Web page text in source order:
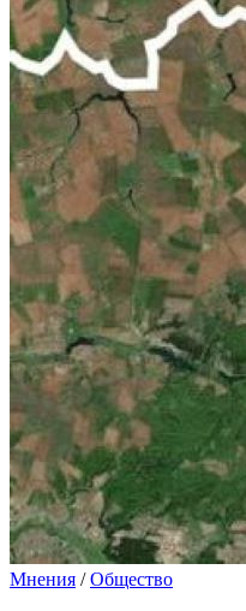
Мнения /Общество